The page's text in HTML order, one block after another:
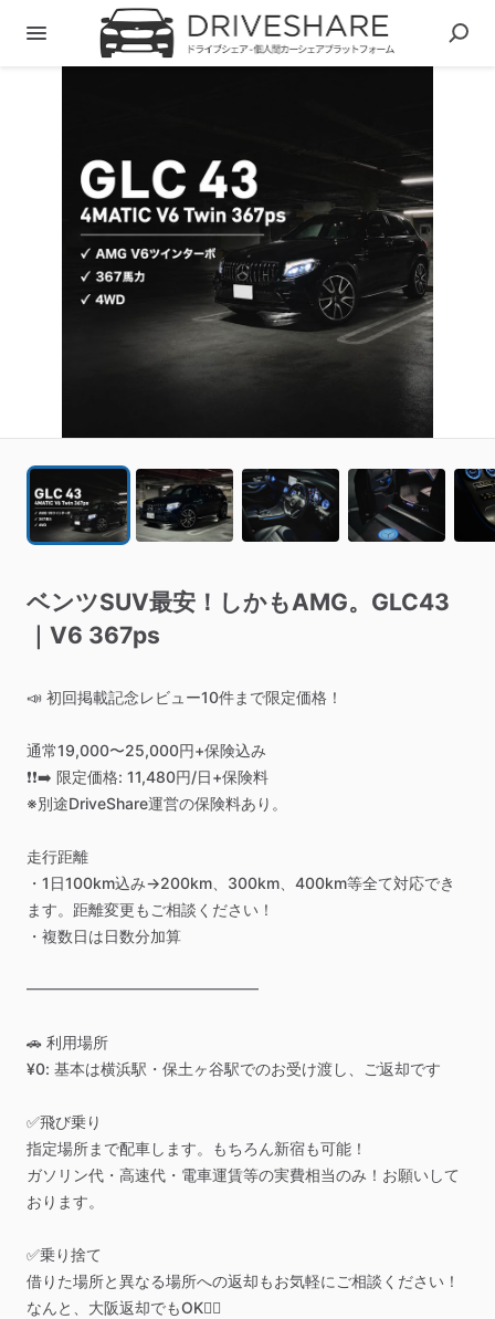
ベンツSUV最安！しかもAMG。GLC43
｜V6 367ps
📣 初回掲載記念レビュー10件まで限定価格！
通常19,000〜25,000円+保険込み
❗️❗️➡️ 限定価格: 11,480円​/​日+保険料
※別途DriveShare運営の保険料あり。
走行距離
・1日100km込み→200km、300km、400km等全て対応でき
ます。距離変更もご相談ください！
・複数日は日数分加算
━━━━━━━━━━━━━━━
🚗 利用場所
¥0: 基本は横浜駅・保土ヶ谷駅でのお受け渡し、ご返却です
✅飛び乗り
指定場所まで配車します。もちろん新宿も可能！
ガソリン代・高速代・電車運賃等の実費相当のみ！お願いして
おります。
✅乗り捨て
借りた場所と異なる場所への返却もお気軽にご相談ください！
なんと、大阪返却でもOK🙆‍♀️